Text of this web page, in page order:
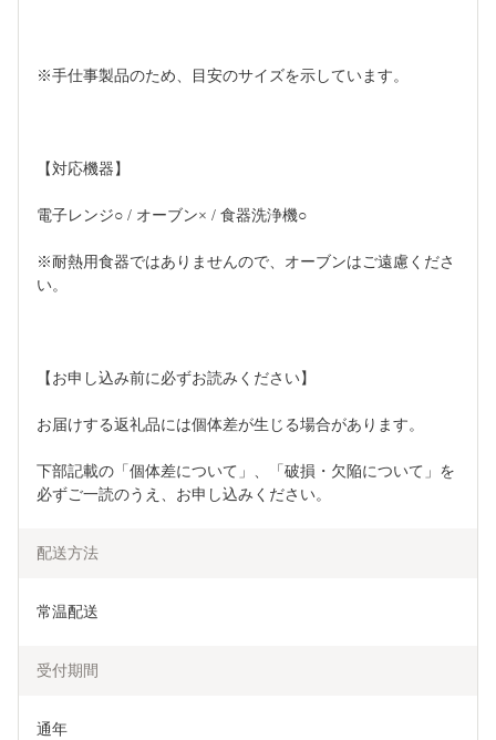
※手仕事製品のため、目安のサイズを示しています。
【対応機器】
電子レンジ○ / オーブン× / 食器洗浄機○
※耐熱用食器ではありませんので、オーブンはご遠慮くださ
い。
【お申し込み前に必ずお読みください】
お届けする返礼品には個体差が生じる場合があります。
下部記載の「個体差について」、「破損・欠陥について」を
必ずご一読のうえ、お申し込みください。
配送方法
常温配送
受付期間
通年